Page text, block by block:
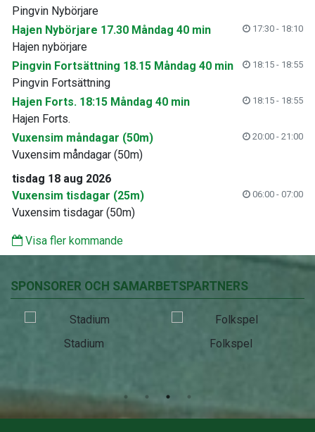
Pingvin Nybörjare
Hajen Nybörjare 17.30 Måndag 40 min
17:30 - 18:10
Hajen nybörjare
Pingvin Fortsättning 18.15 Måndag 40 min
18:15 - 18:55
Pingvin Fortsättning
Hajen Forts. 18:15 Måndag 40 min
18:15 - 18:55
Hajen Forts.
Vuxensim måndagar (50m)
20:00 - 21:00
Vuxensim måndagar (50m)
tisdag 18 aug 2026
Vuxensim tisdagar (25m)
06:00 - 07:00
Vuxensim tisdagar (50m)
Visa fler kommande
SPONSORER OCH SAMARBETSPARTNERS
Stadium Folkspel